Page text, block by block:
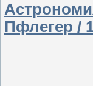
Пфлегер /